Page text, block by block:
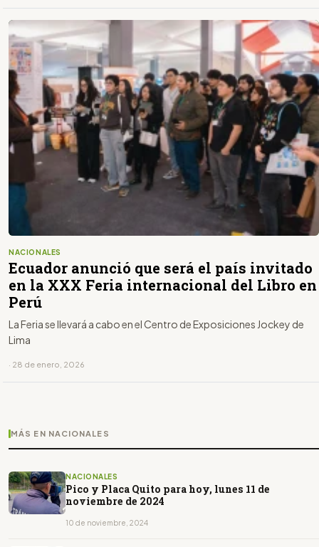
NACIONALES
Ecuador anunció que será el país invitado
en la XXX Feria internacional del Libro en
Perú
La Feria se llevará a cabo en el Centro de Exposiciones Jockey de
Lima
· 28 de enero, 2026
MÁS EN NACIONALES
NACIONALES
Pico y Placa Quito para hoy, lunes 11 de
noviembre de 2024
10 de noviembre, 2024